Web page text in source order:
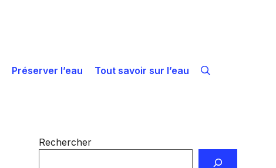
Préserver l’eau Tout savoir sur l’eau
Rechercher